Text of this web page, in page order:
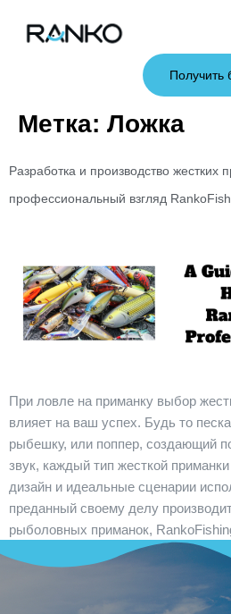
Получить
Метка: Ложка
Разработка и производство жестких
профессиональный взгляд
При ловле на приманку выбор
влияет на ваш успех. Будь то
рыбешку, или поппер, создающий
звук, каждый тип жесткой
дизайн и идеальные сценарии
преданный своему делу
рыболовных приманок,